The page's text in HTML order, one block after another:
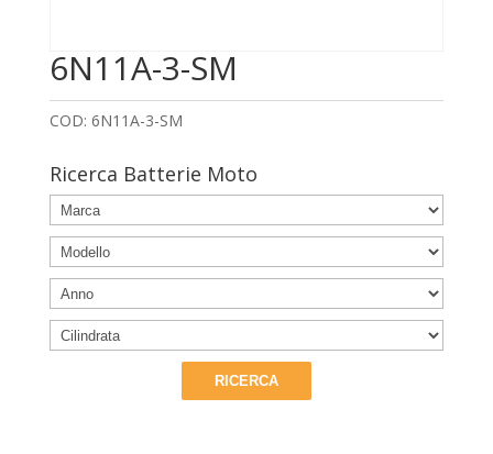
6N11A-3-SM
COD: 6N11A-3-SM
Ricerca Batterie Moto